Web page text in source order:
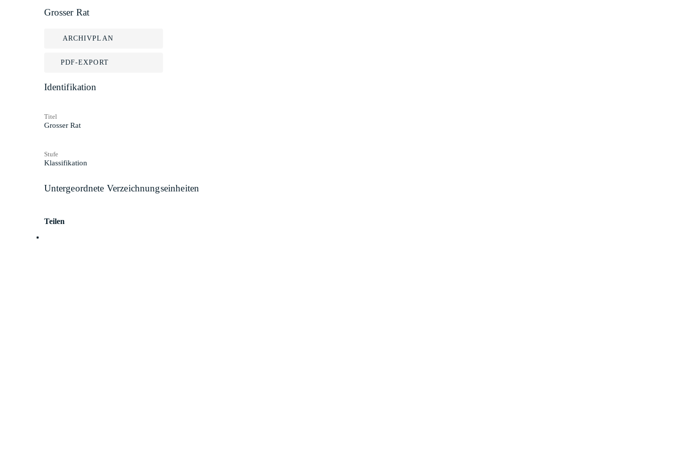
Grosser Rat
ARCHIVPLAN
PDF-EXPORT
Identifikation
Titel
Grosser Rat
Stufe
Klassifikation
Untergeordnete Verzeichnungseinheiten
Teilen